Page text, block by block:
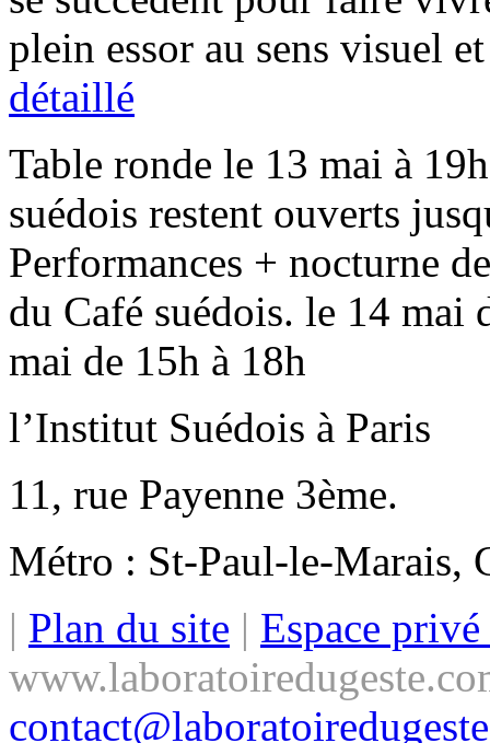
plein essor au sens visuel
détaillé
Table ronde le 13 mai à
suédois restent ouverts
Performances + nocturne
du Café suédois. le 14 mai
mai de 15h à 18h
l’Institut Suédois à Paris
11, rue Payenne 3ème.
Métro : St-Paul-le-Marais,
| Plan du site | Espace privé